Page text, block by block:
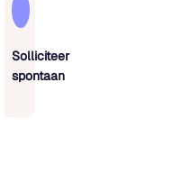
Solliciteer
spontaan